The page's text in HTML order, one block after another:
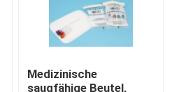
Medizinische
saugfähige Beutel,